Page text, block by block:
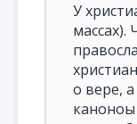
У
массах).
о вере,
каноноы